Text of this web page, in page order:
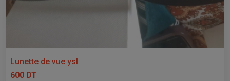
Lunette de vue ysl
600 DT